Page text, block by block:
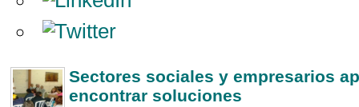
Sectores sociales y empresarios
encontrar soluciones